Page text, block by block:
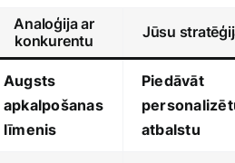
Analoģija ar
konkurentu
Jūsu
Augsts
apkalpošanas⁣
līmenis
Piedāvāt
atbalstu